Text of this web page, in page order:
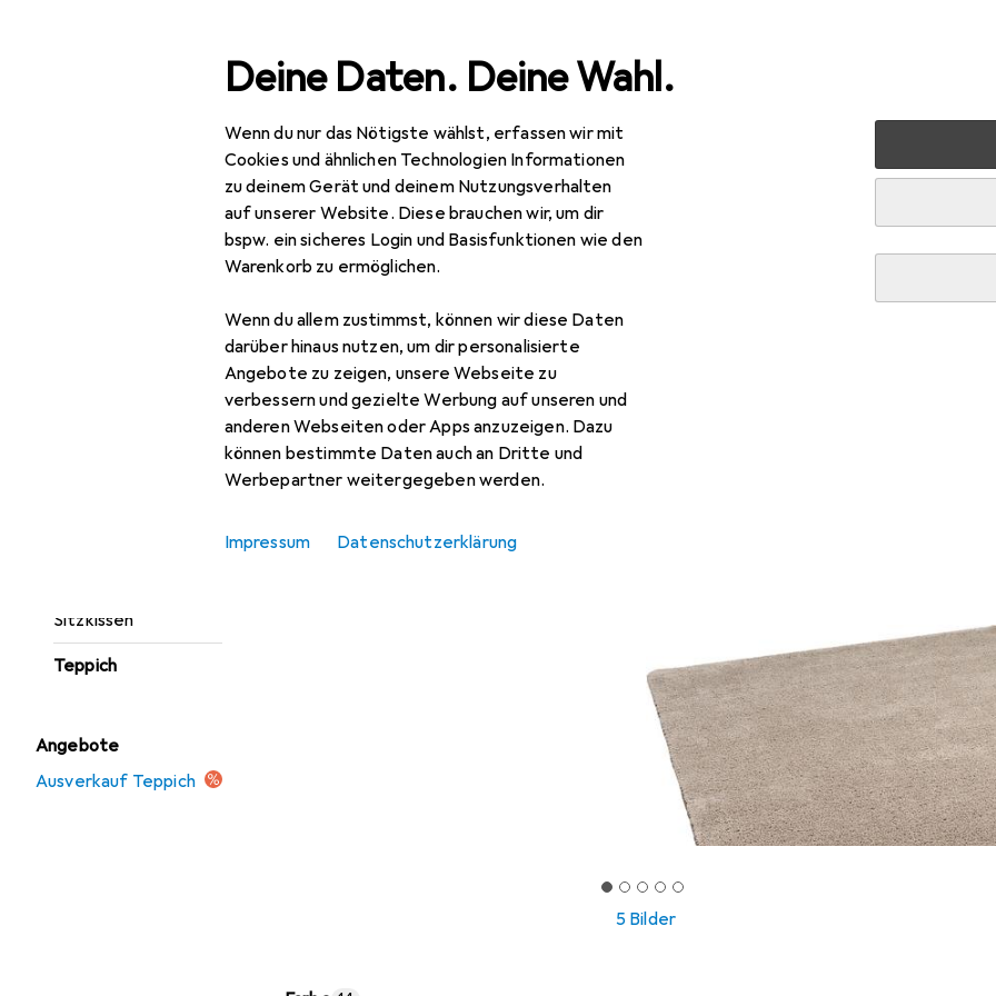
Deine Daten. Deine Wahl.
Wenn du nur das Nötigste wählst, erfassen wir mit
Cookies und ähnlichen Technologien Informationen
zu deinem Gerät und deinem Nutzungsverhalten
auf unserer Website. Diese brauchen wir, um dir
bspw. ein sicheres Login und Basisfunktionen wie den
Warenkorb zu ermöglichen.
Wenn du allem zustimmst, können wir diese Daten
darüber hinaus nutzen, um dir personalisierte
Angebote zu zeigen, unsere Webseite zu
verbessern und gezielte Werbung auf unseren und
anderen Webseiten oder Apps anzuzeigen. Dazu
können bestimmte Daten auch an Dritte und
Werbepartner weitergegeben werden.
Impressum Datenschutzerklärung
Navigation nach Kategorien
Sitzkissen
Teppich
Angebote
Ausverkauf Teppich
Gesamtsortiment Wohnen Heimtextilien
5 Bilder